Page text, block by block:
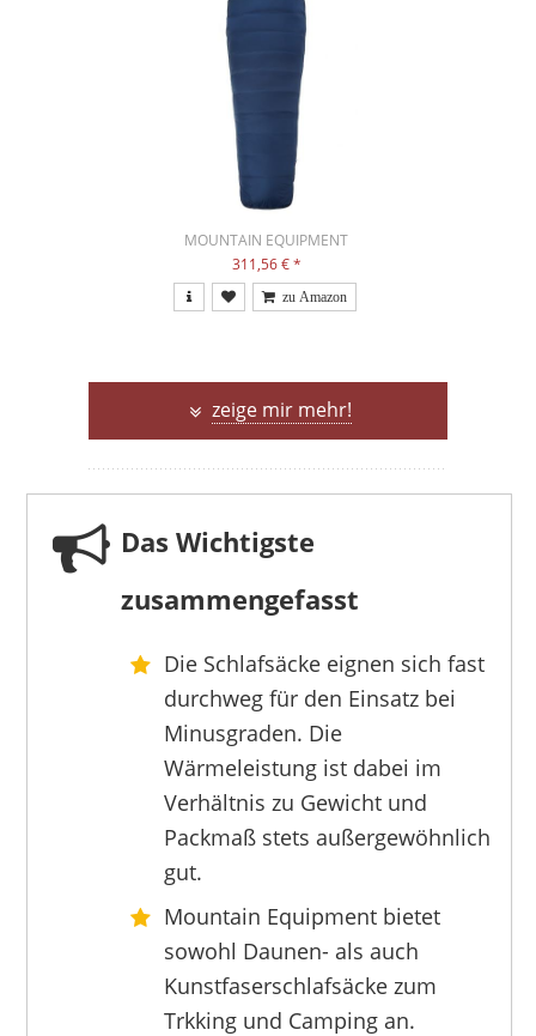
MOUNTAIN EQUIPMENT
311,56 €*
MOUNTAIN EQUIPMENT
299,90 €*
zeige mir mehr!
Das Wichtigste
zusammengefasst
Die Schlafsäcke eignen sich fast
durchweg für den Einsatz bei
Minusgraden. Die
Wärmeleistung ist dabei im
Verhältnis zu Gewicht und
Packmaß stets außergewöhnlich
gut.
Mountain Equipment bietet
sowohl Daunen- als auch
Kunstfaserschlafsäcke zum
Trkking und Camping an.